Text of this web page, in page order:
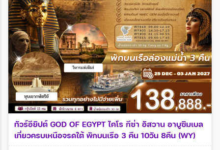
ทัวร์อียิปต์ GOD OF EGYPT ไคโร กีซ่า อัสวาน อาบูซิมเบล
เที่ยวครบเหนือจรดใต้ พักบนเรือ 3 คืน 10วัน 8คืน (WY)